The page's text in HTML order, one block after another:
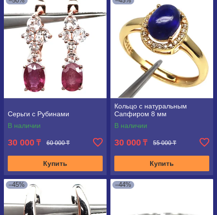
Серьги с Рубинами
В наличии
30 000 ₸ 60 000 ₸
Купить
Кольцо с натуральным
Сапфиром 8 мм
В наличии
30 000 ₸ 55 000 ₸
Купить
–45% –44%